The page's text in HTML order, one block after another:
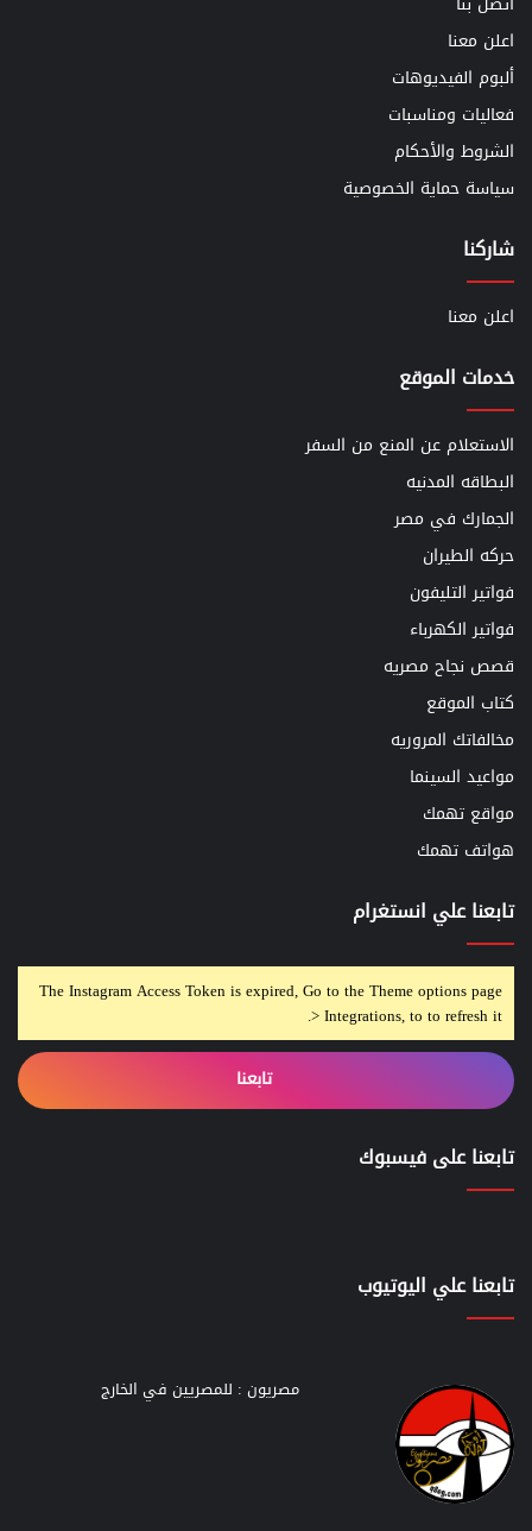
اعلن معنا
ألبوم الفيديوهات
فعاليات ومناسبات
الشروط والأحكام
سياسة حماية الخصوصية
شاركنا
اعلن معنا
خدمات الموقع
الاستعلام عن المنع من السفر
البطاقه المدنيه
الجمارك في مصر
حركه الطيران
فواتير التليفون
فواتير الكهرباء
قصص نجاح مصريه
كتاب الموقع
مخالفاتك المروريه
مواعيد السينما
مواقع تهمك
هواتف تهمك
تابعنا علي انستغرام
The Instagram Access Token is expired, Go to the Theme options page
> Integrations, to to refresh it.
تابعنا
تابعنا على فيسبوك
تابعنا علي اليوتيوب
مصريون : للمصريين في الخارج